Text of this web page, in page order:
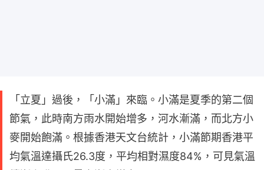
「立夏」過後，「小滿」來臨。小滿是夏季的第二個
節氣，此時南方雨水開始增多，河水漸滿，而北方小
麥開始飽滿。根據香港天文台統計，小滿節期香港平
均氣溫達攝氏26.3度，平均相對濕度84%，可見氣溫